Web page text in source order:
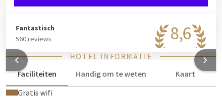
8,6
Fantastisch
560 reviews
HOTEL INFORMATIE
Faciliteiten
Handig om te weten
Kaart
Gratis wifi